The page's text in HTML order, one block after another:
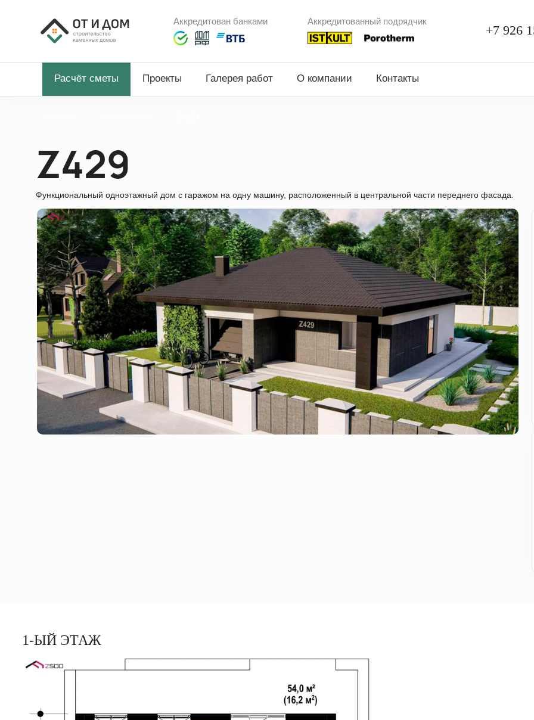
Аккредитован банками Аккредитованный подрядчик
+7 926
Расчёт сметы Проекты Галерея работ О компании Контакты
Z429
Функциональный одноэтажный дом с гаражом на одну машину, расположенный в центральной части переднего фасада.
1-ЫЙ ЭТАЖ